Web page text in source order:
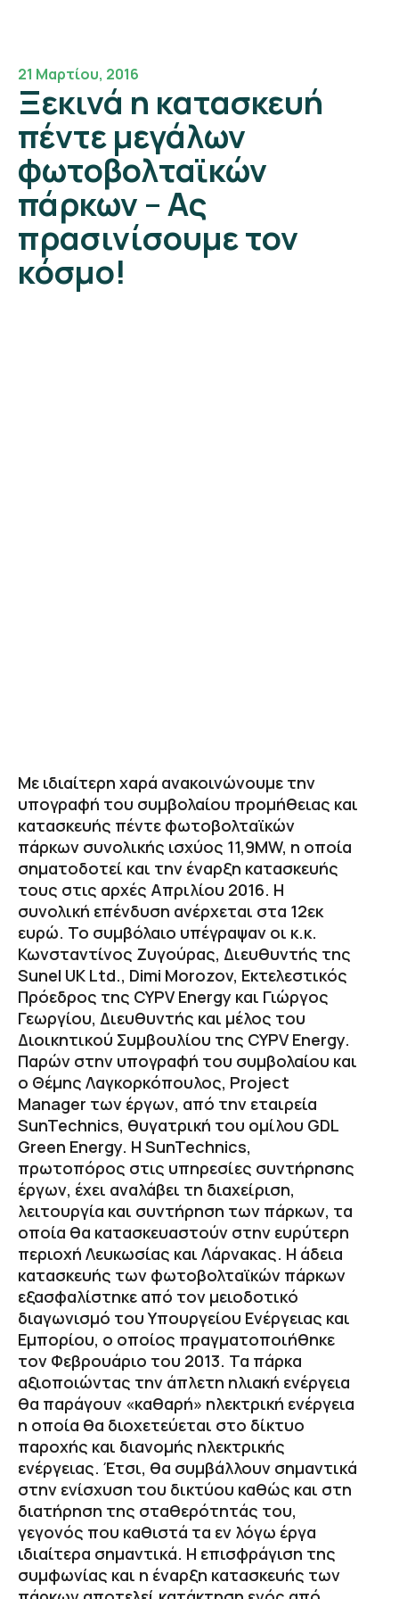
21 Μαρτίου, 2016
Ξεκινά η κατασκευή
πέντε μεγάλων
φωτοβολταϊκών
πάρκων – Ας
πρασινίσουμε τον
κόσμο!
Με ιδιαίτερη χαρά ανακοινώνουμε την
υπογραφή του συμβολαίου προμήθειας και
κατασκευής πέντε φωτοβολταϊκών
πάρκων συνολικής ισχύος 11,9MW, η οποία
σηματοδοτεί και την έναρξη κατασκευής
τους στις αρχές Απριλίου 2016. Η
συνολική επένδυση ανέρχεται στα 12εκ
ευρώ. Το συμβόλαιο υπέγραψαν οι κ.κ.
Κωνσταντίνος Ζυγούρας, Διευθυντής της
Sunel UK Ltd., Dimi Morozov, Εκτελεστικός
Πρόεδρος της CYPV Energy και Γιώργος
Γεωργίου, Διευθυντής και μέλος του
Διοικητικού Συμβουλίου της CYPV Energy.
Παρών στην υπογραφή του συμβολαίου και
ο Θέμης Λαγκορκόπουλος, Project
Manager των έργων, από την εταιρεία
SunTechnics, θυγατρική του ομίλου GDL
Green Energy. Η SunTechnics,
πρωτοπόρος στις υπηρεσίες συντήρησης
έργων, έχει αναλάβει τη διαχείριση,
λειτουργία και συντήρηση των πάρκων, τα
οποία θα κατασκευαστούν στην ευρύτερη
περιοχή Λευκωσίας και Λάρνακας. Η άδεια
κατασκευής των φωτοβολταϊκών πάρκων
εξασφαλίστηκε από τον μειοδοτικό
διαγωνισμό του Υπουργείου Ενέργειας και
Εμπορίου, ο οποίος πραγματοποιήθηκε
τον Φεβρουάριο του 2013. Τα πάρκα
αξιοποιώντας την άπλετη ηλιακή ενέργεια
θα παράγουν «καθαρή» ηλεκτρική ενέργεια
η οποία θα διοχετεύεται στο δίκτυο
παροχής και διανομής ηλεκτρικής
ενέργειας. Έτσι, θα συμβάλλουν σημαντικά
στην ενίσχυση του δικτύου καθώς και στη
διατήρηση της σταθερότητάς του,
γεγονός που καθιστά τα εν λόγω έργα
ιδιαίτερα σημαντικά. Η επισφράγιση της
συμφωνίας και η έναρξη κατασκευής των